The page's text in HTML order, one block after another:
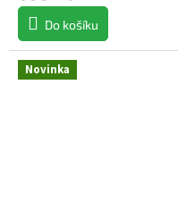
Do košíku
Novinka